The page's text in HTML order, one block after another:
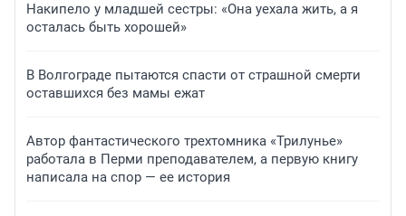
Накипело у младшей сестры: «Она уехала жить, а я
осталась быть хорошей»
В Волгограде пытаются спасти от страшной смерти
оставшихся без мамы ежат
Автор фантастического трехтомника «Трилунье»
работала в Перми преподавателем, а первую книгу
написала на спор — ее история